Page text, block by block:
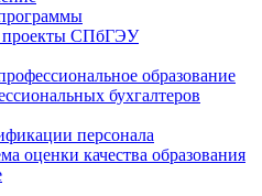
проекты СПбГЭУ
образование
бухгалтеров
персонала
оценки качества образования